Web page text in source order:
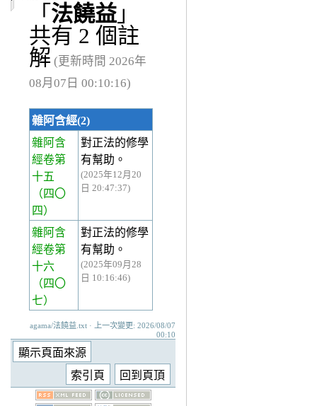
「 法饒益 」
共有 2 個註
解 (更新時間 2026年
08月07日 00:10:16)
雜阿含經(2)
雜阿含
經卷第
十五
（四〇
四）
對正法的修學
有幫助。
(2025年12月20
日 20:47:37)
雜阿含
經卷第
十六
（四〇
七）
對正法的修學
有幫助。
(2025年09月28
日 10:16:46)
agama/法饒益.txt · 上一次變更: 2026/08/07
00:10